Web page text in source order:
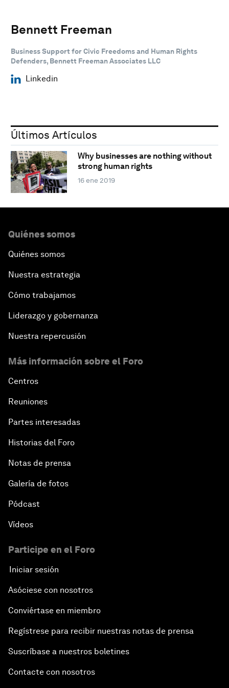
Bennett Freeman
Business Support for Civic Freedoms and Human Rights
Defenders, Bennett Freeman Associates LLC
Linkedin
Últimos Artículos
Why businesses are nothing without
strong human rights
16 ene 2019
Quiénes somos
Quiénes somos
Nuestra estrategia
Cómo trabajamos
Liderazgo y gobernanza
Nuestra repercusión
Más información sobre el Foro
Centros
Reuniones
Partes interesadas
Historias del Foro
Notas de prensa
Galería de fotos
Pódcast
Vídeos
Participe en el Foro
Iniciar sesión
Asóciese con nosotros
Conviértase en miembro
Regístrese para recibir nuestras notas de prensa
Suscríbase a nuestros boletines
Contacte con nosotros